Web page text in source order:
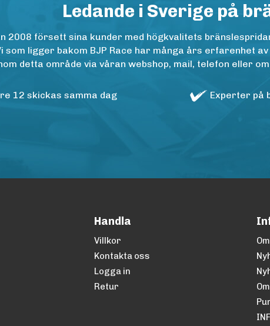
Ledande i Sverige på
2008 försett sina kunder med högkvalitets
som ligger bakom BJP Race har många års erfarenhet
detta område via våran webshop, mail, telefon eller
12 skickas samma dag Experter på
Handla
Villkor
Kontakta oss
Logga in
Retur